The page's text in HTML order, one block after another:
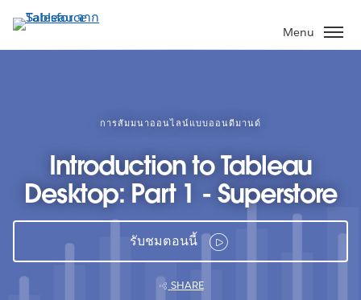
ไป
ที่
Menu
การสัมมนาออนไลน์แบบออนดีมานด์
Introduction to Tableau
Desktop: Part 1 - Superstore
รับชมตอนนี้
SHARE